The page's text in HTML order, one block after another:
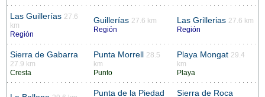
Las Guillerías 27.6
km
Región
Guillerías 27.6 km
Región
Las Grillerias 27.6 km
Región
Sierra de Gabarra
27.9 km
Cresta
Punta Morrell 28.5
km
Punto
Playa Mongat 29.4
km
Playa
Punta de la Piedad
Sierra de Roca